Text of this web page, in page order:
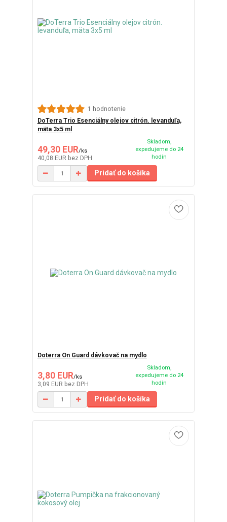
1 hodnotenie
DoTerra Trio Esenciálny olejov citrón. levanduľa,
mäta 3x5 ml
49,30 EUR/ks
40,08 EUR bez DPH
Skladom,
expedujeme do 24
hodín
Pridať do košíka
Doterra On Guard dávkovač na mydlo
3,80 EUR/ks
3,09 EUR bez DPH
Skladom,
expedujeme do 24
hodín
Pridať do košíka